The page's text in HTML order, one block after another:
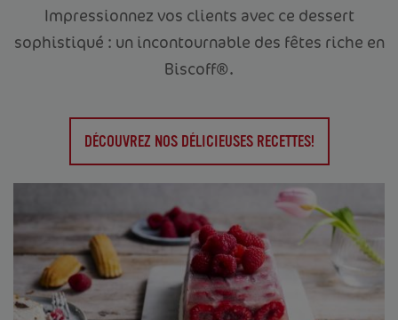
Impressionnez vos clients avec ce dessert
sophistiqué : un incontournable des fêtes riche en
Biscoff®.
DÉCOUVREZ NOS DÉLICIEUSES RECETTES!